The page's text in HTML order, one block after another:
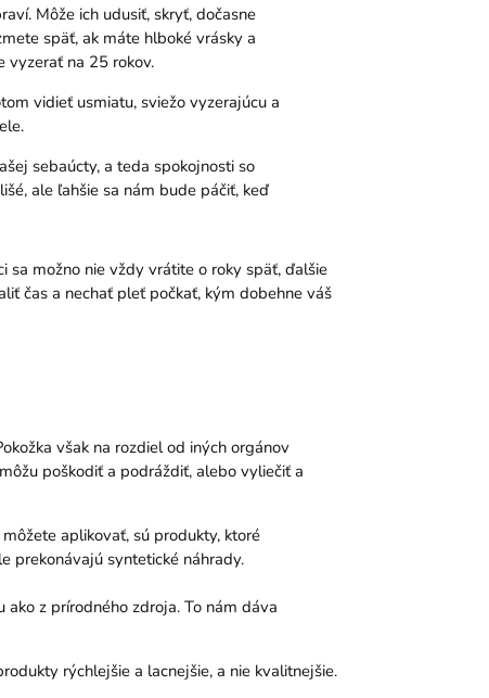
Môže ich udusiť, skryť, dočasne
späť, ak máte hlboké vrásky a
vyzerať na 25 rokov.
vidieť usmiatu, sviežo vyzerajúcu a
sebaúcty, a teda spokojnosti so
ale ľahšie sa nám bude páčiť, keď
sa možno nie vždy vrátite o roky späť, ďalšie
čas a nechať pleť počkať, kým dobehne váš
však na rozdiel od iných orgánov
poškodiť a podráždiť, alebo vyliečiť a
aplikovať, sú produkty, ktoré
prekonávajú syntetické náhrady.
z prírodného zdroja. To nám dáva
rýchlejšie a lacnejšie, a nie kvalitnejšie.